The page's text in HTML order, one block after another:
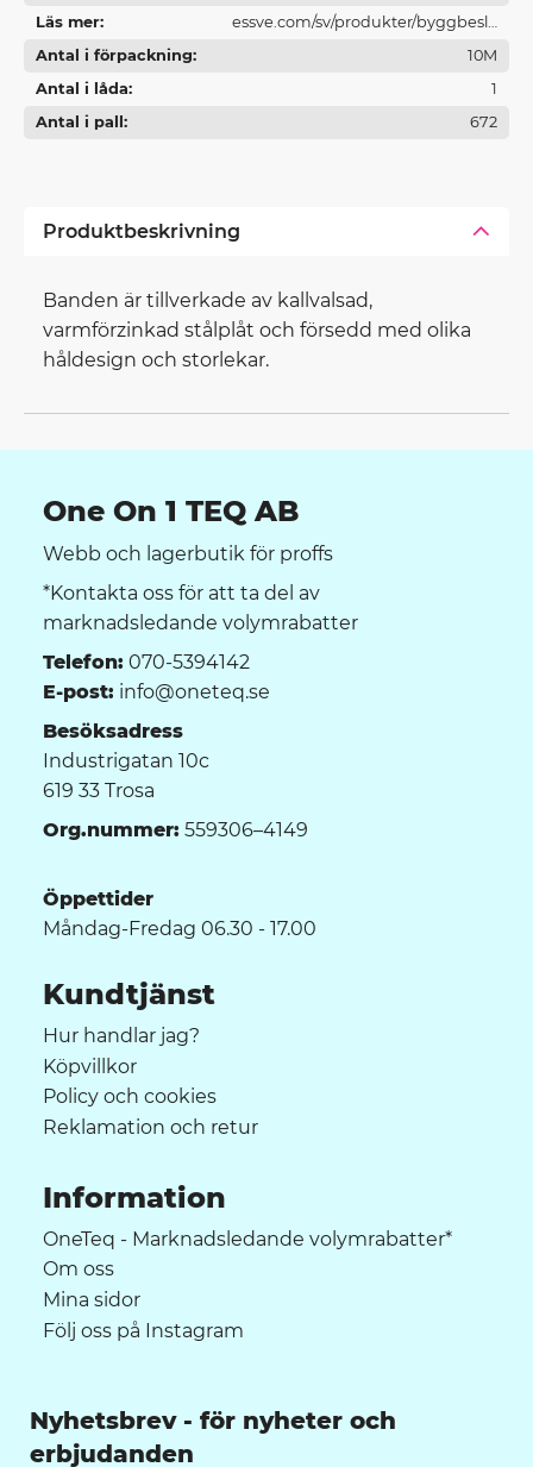
Läs mer
essve.com/sv/produkter/byggbesla
g/
Antal i förpackning
10M
Antal i låda
1
Antal i pall
672
Produktbeskrivning
Banden är tillverkade av kallvalsad,
varmförzinkad stålplåt och försedd med olika
håldesign och storlekar.
One On 1 TEQ AB
Webb och lagerbutik för proffs
*Kontakta oss för att ta del av
marknadsledande volymrabatter
Telefon: 070-5394142
E-post: info@oneteq.se
Besöksadress
Industrigatan 10c
619 33 Trosa
Org.nummer: 559306–4149
Öppettider
Måndag-Fredag 06.30 - 17.00
Kundtjänst
Hur handlar jag?
Köpvillkor
Policy och cookies
Reklamation och retur
Information
OneTeq - Marknadsledande volymrabatter*
Om oss
Mina sidor
Följ oss på Instagram
Nyhetsbrev